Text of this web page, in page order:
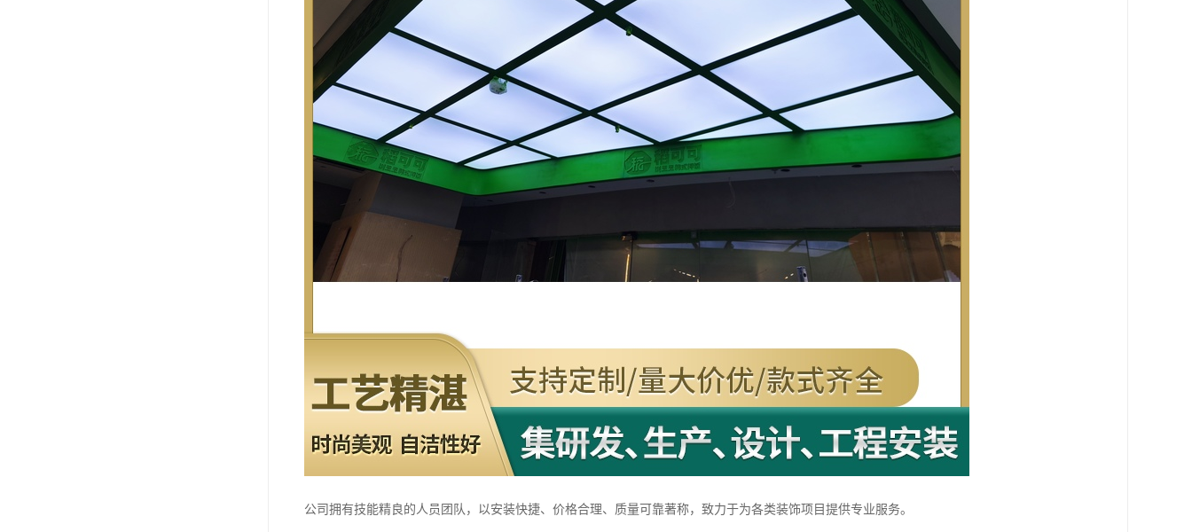
公司拥有技能精良的人员团队，以安装快捷、价格合理、质量可靠著称，致力于为各类装饰项目提供专业服务。